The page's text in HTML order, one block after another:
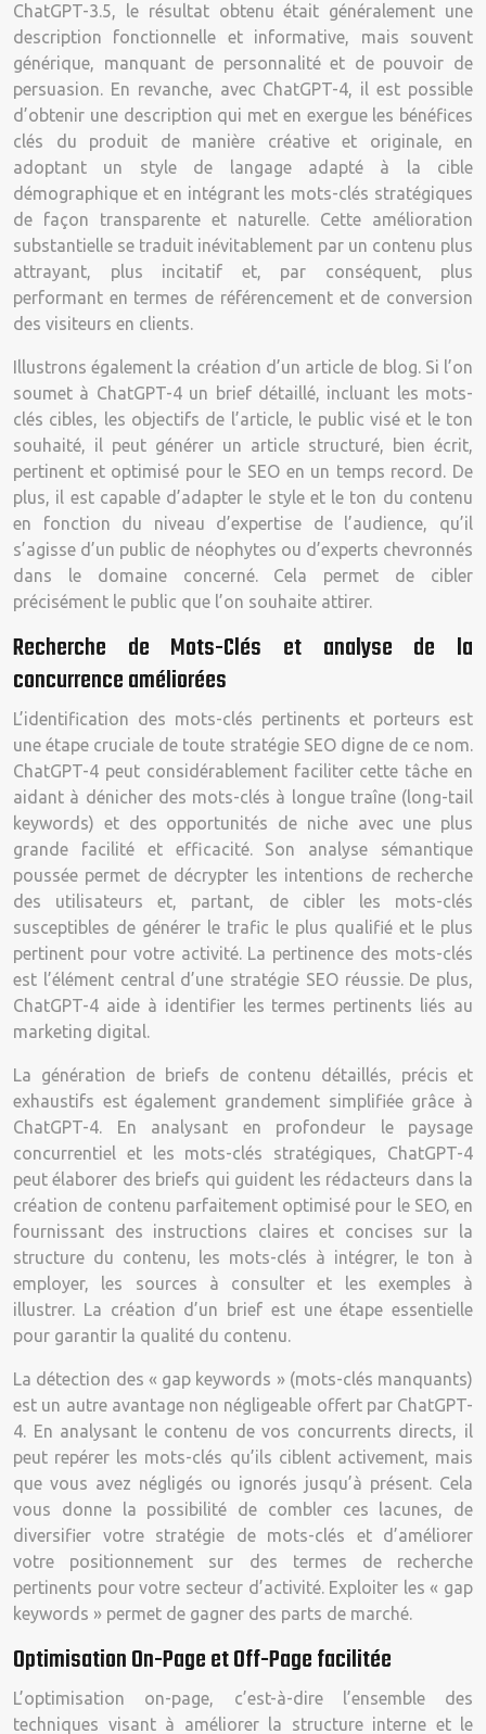
ChatGPT-3.5, le résultat obtenu était généralement une
description fonctionnelle et informative, mais souvent
générique, manquant de personnalité et de pouvoir de
persuasion. En revanche, avec ChatGPT-4, il est possible
d’obtenir une description qui met en exergue les bénéfices
clés du produit de manière créative et originale, en
adoptant un style de langage adapté à la cible
démographique et en intégrant les mots-clés stratégiques
de façon transparente et naturelle. Cette amélioration
substantielle se traduit inévitablement par un contenu plus
attrayant, plus incitatif et, par conséquent, plus
performant en termes de référencement et de conversion
des visiteurs en clients.
Illustrons également la création d’un article de blog. Si l’on
soumet à ChatGPT-4 un brief détaillé, incluant les mots-
clés cibles, les objectifs de l’article, le public visé et le ton
souhaité, il peut générer un article structuré, bien écrit,
pertinent et optimisé pour le SEO en un temps record. De
plus, il est capable d’adapter le style et le ton du contenu
en fonction du niveau d’expertise de l’audience, qu’il
s’agisse d’un public de néophytes ou d’experts chevronnés
dans le domaine concerné. Cela permet de cibler
précisément le public que l’on souhaite attirer.
Recherche de Mots-Clés et analyse de la
concurrence améliorées
L’identification des mots-clés pertinents et porteurs est
une étape cruciale de toute stratégie SEO digne de ce nom.
ChatGPT-4 peut considérablement faciliter cette tâche en
aidant à dénicher des mots-clés à longue traîne (long-tail
keywords) et des opportunités de niche avec une plus
grande facilité et efficacité. Son analyse sémantique
poussée permet de décrypter les intentions de recherche
des utilisateurs et, partant, de cibler les mots-clés
susceptibles de générer le trafic le plus qualifié et le plus
pertinent pour votre activité. La pertinence des mots-clés
est l’élément central d’une stratégie SEO réussie. De plus,
ChatGPT-4 aide à identifier les termes pertinents liés au
marketing digital.
La génération de briefs de contenu détaillés, précis et
exhaustifs est également grandement simplifiée grâce à
ChatGPT-4. En analysant en profondeur le paysage
concurrentiel et les mots-clés stratégiques, ChatGPT-4
peut élaborer des briefs qui guident les rédacteurs dans la
création de contenu parfaitement optimisé pour le SEO, en
fournissant des instructions claires et concises sur la
structure du contenu, les mots-clés à intégrer, le ton à
employer, les sources à consulter et les exemples à
illustrer. La création d’un brief est une étape essentielle
pour garantir la qualité du contenu.
La détection des « gap keywords » (mots-clés manquants)
est un autre avantage non négligeable offert par ChatGPT-
4. En analysant le contenu de vos concurrents directs, il
peut repérer les mots-clés qu’ils ciblent activement, mais
que vous avez négligés ou ignorés jusqu’à présent. Cela
vous donne la possibilité de combler ces lacunes, de
diversifier votre stratégie de mots-clés et d’améliorer
votre positionnement sur des termes de recherche
pertinents pour votre secteur d’activité. Exploiter les « gap
keywords » permet de gagner des parts de marché.
Optimisation On-Page et Off-Page facilitée
L’optimisation on-page, c’est-à-dire l’ensemble des
techniques visant à améliorer la structure interne et le